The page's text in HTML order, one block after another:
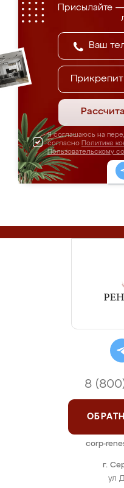
Присылайте
Я соглашаюсь на
согласно Политике
Пользовательскому
г.
ул
8
corp-